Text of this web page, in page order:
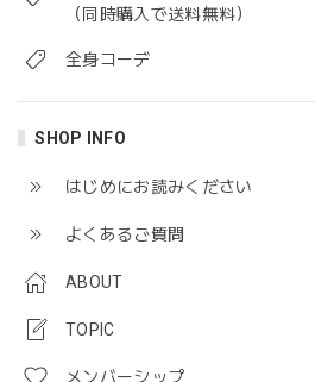
（同時購入で送料無料）
全身コーデ
SHOP INFO
はじめにお読みください
よくあるご質問
ABOUT
TOPIC
メンバーシップ